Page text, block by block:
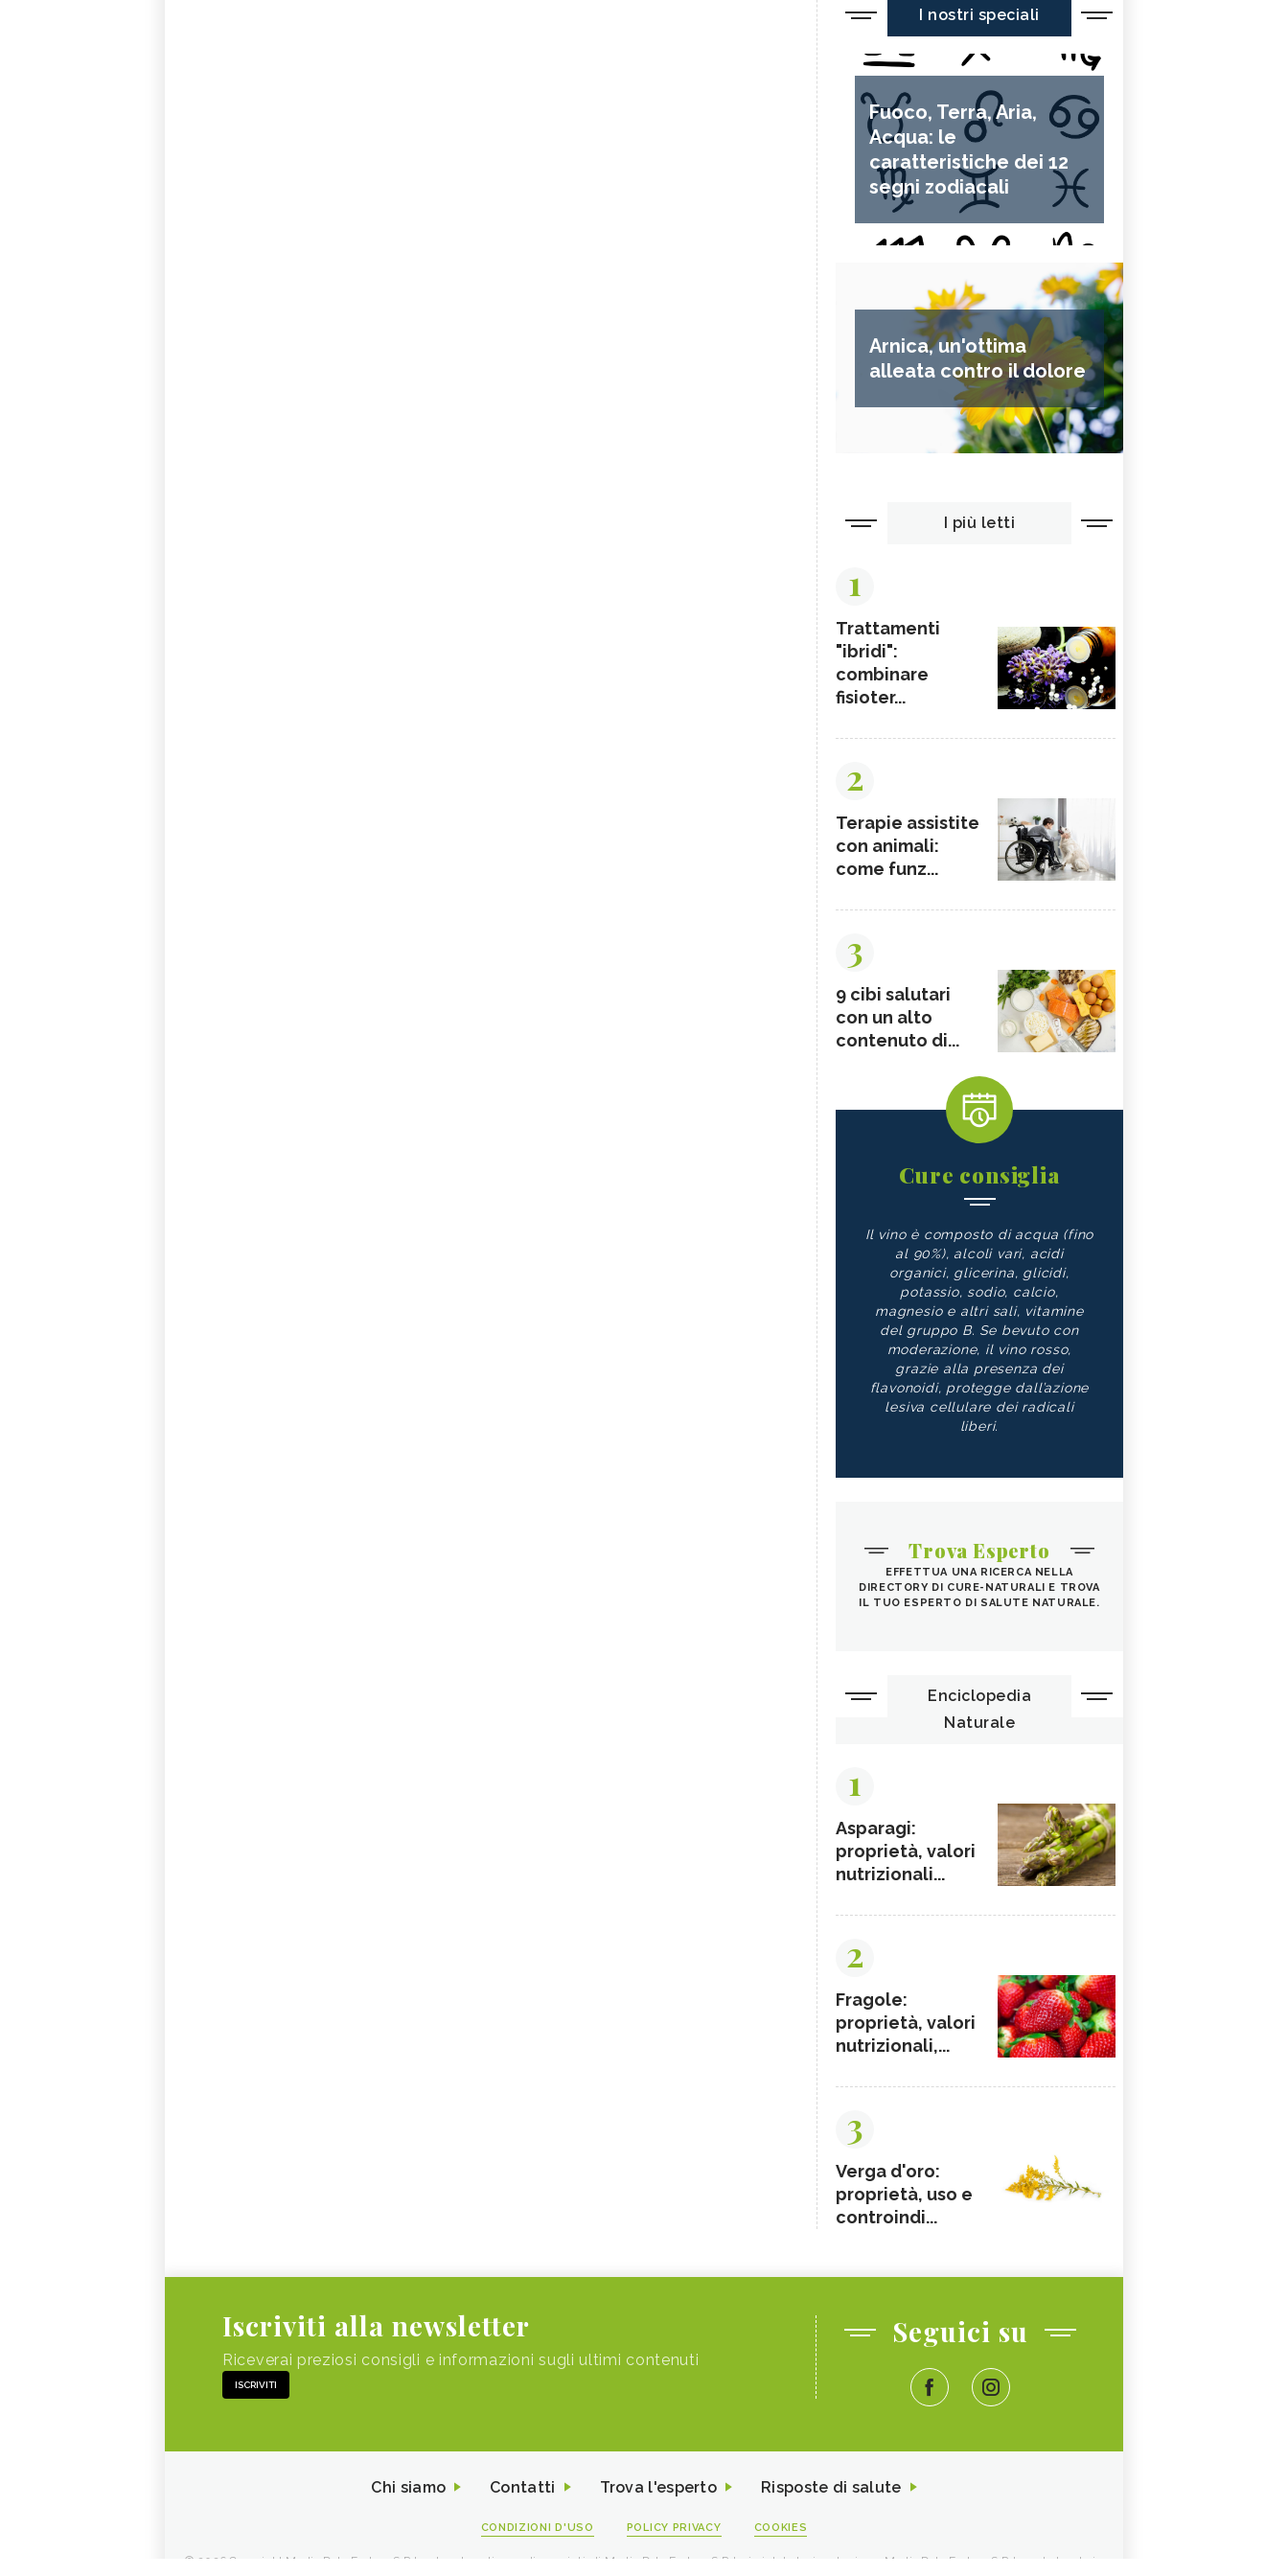
I nostri speciali
Fuoco, Terra, Aria,
Acqua: le
caratteristiche dei 12
segni zodiacali
Arnica, un'ottima
alleata contro il dolore
I più letti
1
Trattamenti
"ibridi":
combinare
fisioter...
2
Terapie assistite
con animali:
come funz...
3
9 cibi salutari
con un alto
contenuto di...
Cure consiglia
Il vino è composto di acqua (fino
al 90%), alcoli vari, acidi
organici, glicerina, glicidi,
potassio, sodio, calcio,
magnesio e altri sali, vitamine
del gruppo B. Se bevuto con
moderazione, il vino rosso,
grazie alla presenza dei
flavonoidi, protegge dall’azione
lesiva cellulare dei radicali
liberi.
Trova Esperto
EFFETTUA UNA RICERCA NELLA
DIRECTORY DI CURE-NATURALI E TROVA
IL TUO ESPERTO DI SALUTE NATURALE.
Enciclopedia
Naturale
1
Asparagi:
proprietà, valori
nutrizionali...
2
Fragole:
proprietà, valori
nutrizionali,...
3
Verga d'oro:
proprietà, uso e
controindi...
Iscriviti alla newsletter
Riceverai preziosi consigli e informazioni sugli ultimi contenuti
ISCRIVITI
Seguici su
Chi siamo Contatti Trova l'esperto Risposte di salute
CONDIZIONI D'USO POLICY PRIVACY COOKIES
© 2026 Copyright Media Data Factory S.R.L. - I contenuti sono di proprietà di Media Data Factory S.R.L, è vietata la riproduzione. Media Data Factory S.R.L. sede legale in